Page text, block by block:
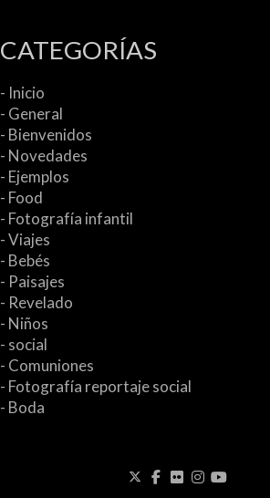
CATEGORÍAS
- Inicio
- General
- Bienvenidos
- Novedades
- Ejemplos
- Food
- Fotografía infantil
- Viajes
- Bebés
- Paisajes
- Revelado
- Niños
- social
- Comuniones
- Fotografía reportaje social
- Boda